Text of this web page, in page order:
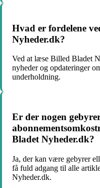
Hvad er fordelene
Nyheder.dk?
Ved at læse Billed Bladet
nyheder og opdateringer
underholdning.
Er der nogen
Bladet Nyheder.dk?
Ja, der kan være gebyrer
få fuld adgang til alle
Nyheder.dk.